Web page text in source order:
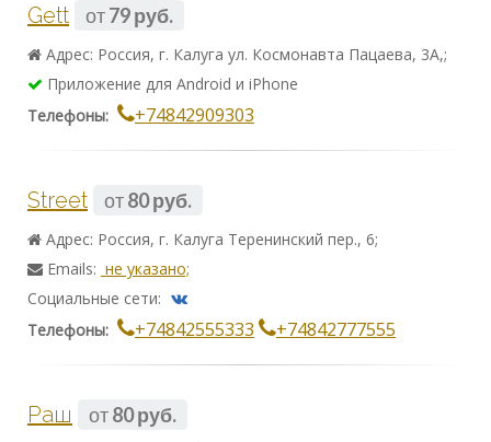
Gett от79 руб.
Адрес: Россия, г. Калуга ул. Космонавта Пацаева, 3А,;
Приложение для Android и iPhone
Телефоны:
+74842909303
Street от80 руб.
Адрес: Россия, г. Калуга Теренинский пер., 6;
Emails: не указано;
Социальные сети:
Телефоны:
+74842555333 +74842777555
Раш от80 руб.